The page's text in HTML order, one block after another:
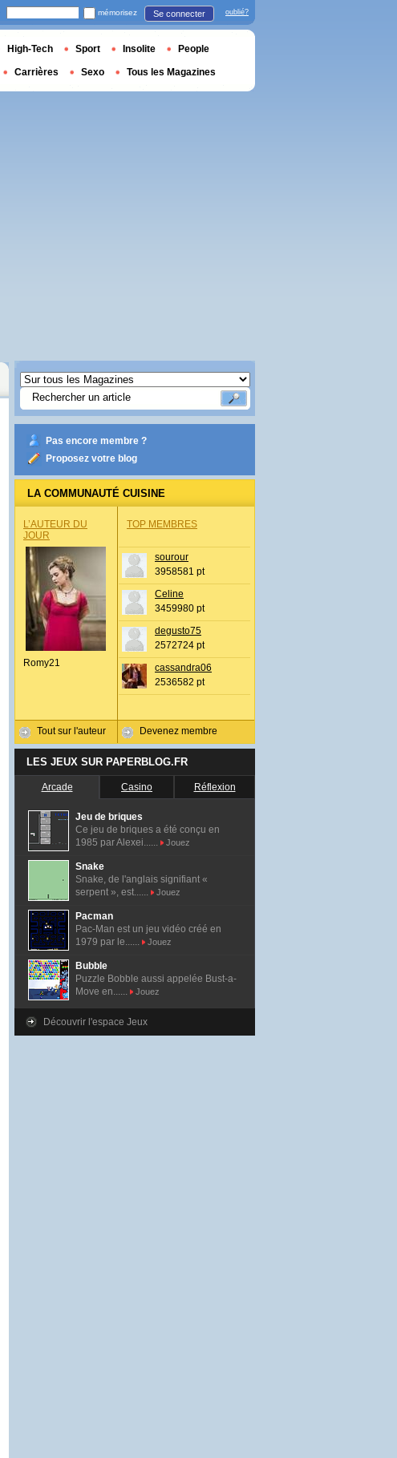
Pas encore membre ?
Proposez votre blog
LA COMMUNAUTÉ CUISINE
L’AUTEUR DU
JOUR
Romy21
Tout sur l'auteur
TOP MEMBRES
sourour
3958581 pt
Celine
3459980 pt
degusto75
2572724 pt
cassandra06
2536582 pt
Devenez membre
LES JEUX SUR PAPERBLOG.FR
Arcade Casino Réflexion
Jeu de briques
Ce jeu de briques a été conçu en
1985 par Alexei......
Jouez
Snake
Snake, de l'anglais signifiant «
serpent », est......
Jouez
Pacman
Pac-Man est un jeu vidéo créé en
1979 par le......
Jouez
Bubble
Puzzle Bobble aussi appelée Bust-a-
Move en......
Jouez
Découvrir l'espace Jeux
mémorisez Se connecter oublié?
High-Tech Sport Insolite People
Carrières Sexo Tous les Magazines